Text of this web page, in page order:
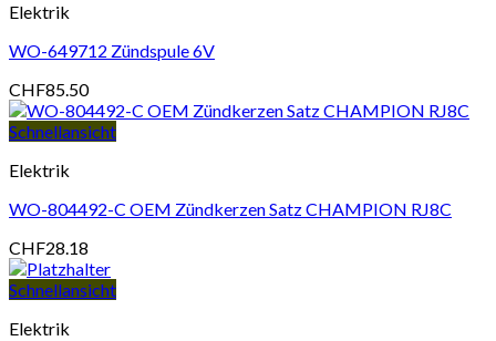
Elektrik
WO-649712 Zündspule 6V
CHF85.50
Schnellansicht
Elektrik
WO-804492-C OEM Zündkerzen Satz CHAMPION RJ8C
CHF28.18
Schnellansicht
Elektrik